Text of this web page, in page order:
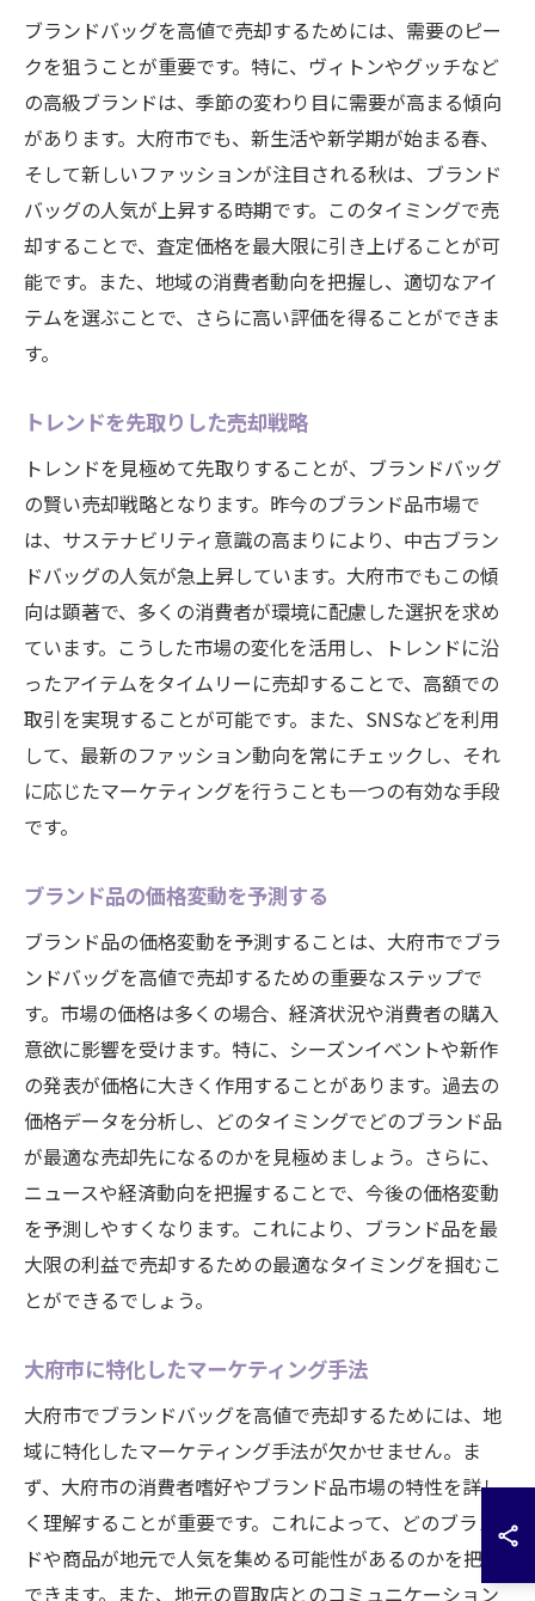
ブランドバッグを高値で売却するためには、需要のピー
クを狙うことが重要です。特に、ヴィトンやグッチなど
の高級ブランドは、季節の変わり目に需要が高まる傾向
があります。大府市でも、新生活や新学期が始まる春、
そして新しいファッションが注目される秋は、ブランド
バッグの人気が上昇する時期です。このタイミングで売
却することで、査定価格を最大限に引き上げることが可
能です。また、地域の消費者動向を把握し、適切なアイ
テムを選ぶことで、さらに高い評価を得ることができま
す。
トレンドを先取りした売却戦略
トレンドを見極めて先取りすることが、ブランドバッグ
の賢い売却戦略となります。昨今のブランド品市場で
は、サステナビリティ意識の高まりにより、中古ブラン
ドバッグの人気が急上昇しています。大府市でもこの傾
向は顕著で、多くの消費者が環境に配慮した選択を求め
ています。こうした市場の変化を活用し、トレンドに沿
ったアイテムをタイムリーに売却することで、高額での
取引を実現することが可能です。また、SNSなどを利用
して、最新のファッション動向を常にチェックし、それ
に応じたマーケティングを行うことも一つの有効な手段
です。
ブランド品の価格変動を予測する
ブランド品の価格変動を予測することは、大府市でブラ
ンドバッグを高値で売却するための重要なステップで
す。市場の価格は多くの場合、経済状況や消費者の購入
意欲に影響を受けます。特に、シーズンイベントや新作
の発表が価格に大きく作用することがあります。過去の
価格データを分析し、どのタイミングでどのブランド品
が最適な売却先になるのかを見極めましょう。さらに、
ニュースや経済動向を把握することで、今後の価格変動
を予測しやすくなります。これにより、ブランド品を最
大限の利益で売却するための最適なタイミングを掴むこ
とができるでしょう。
大府市に特化したマーケティング手法
大府市でブランドバッグを高値で売却するためには、地
域に特化したマーケティング手法が欠かせません。ま
ず、大府市の消費者嗜好やブランド品市場の特性を詳し
く理解することが重要です。これによって、どのブラン
ドや商品が地元で人気を集める可能性があるのかを把握
できます。また、地元の買取店とのコミュニケーション